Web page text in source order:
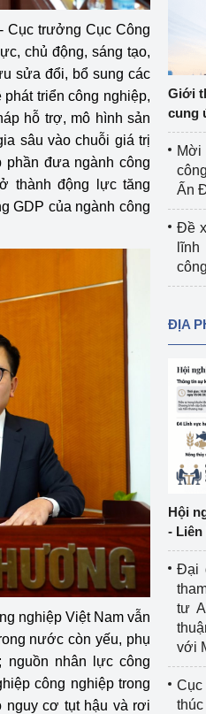
sản xuất, sửa chữa chai chứa
huấn luyện, bồi dưỡng
vụ kiểm định kỹ thuật an toàn
và
năng lượng
mới sáng
vệ môi trường
ảnh bảo vệ môi trường
giúp bạn
Đảng
miền Bắc
miền Trung
miền Nam
EVFTA
châu Á – châu Phi
châu Âu – châu Mỹ
quyết
sống
nghiệp nền tảng
công nghiệp
- Cục trưởngCục Công
chủ động, sáng tạo,
sửa đổi, bổ sung các
triển công nghiệp,
hỗ trợ, mô hình sản
sâu vào chuỗi giá trị
đưa ngành công
thành động lực tăng
GDP của ngành công
nghiệp Việt Nam vẫn
nước còn yếu, phụ
nhân lực công
công nghiệp trong
nguy cơ tụt hậu và rơi
Giới
cung
Ấn
Đề
ĐỊA
Hội
- Liên
Đại
tư
với